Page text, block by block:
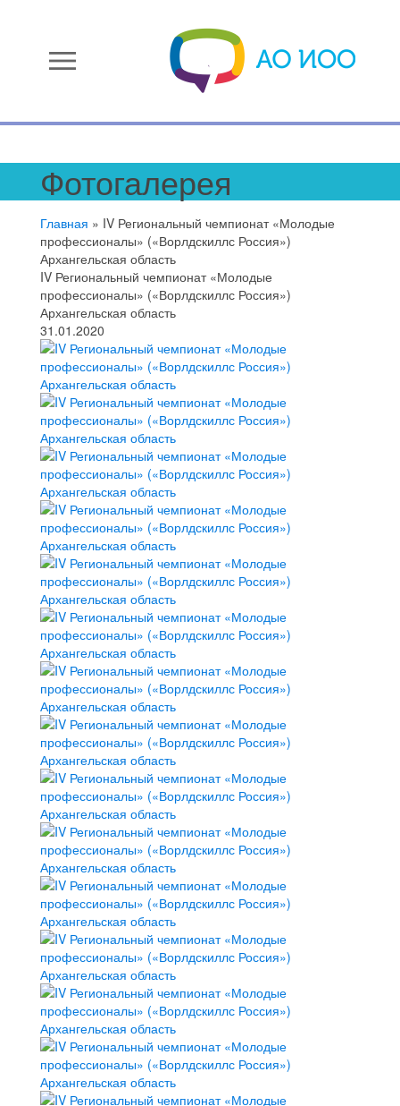
menu
Фотогалерея
Главная » IV Региональный чемпионат «Молодые
профессионалы» («Ворлдскиллс Россия»)
Архангельская область
IV Региональный чемпионат «Молодые
профессионалы» («Ворлдскиллс Россия»)
Архангельская область
31.01.2020